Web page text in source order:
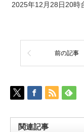
2025年12月28日20時
前の記事
関連記事